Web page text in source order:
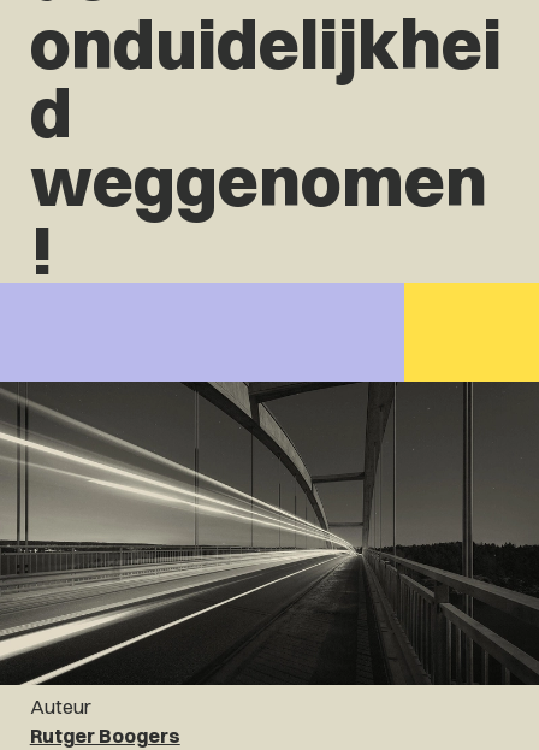
onduidelijkhei
d
weggenomen
!
Auteur
Rutger Boogers